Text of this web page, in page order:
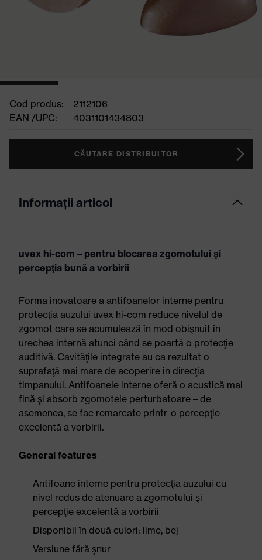
Cod produs:
2112106
EAN /UPC:
4031101434803
CĂUTARE DISTRIBUITOR
Informații articol
uvex hi-com – pentru blocarea zgomotului şi
percepţia bună a vorbirii
Forma inovatoare a antifoanelor interne pentru
protecţia auzului uvex hi-com reduce nivelul de
zgomot care se acumulează în mod obişnuit în
urechea internă atunci când se poartă o protecţie
auditivă. Cavităţile integrate au ca rezultat o
suprafaţă mai mare de acoperire în direcţia
timpanului. Antifoanele interne oferă o acustică mai
fină şi absorb zgomotele perturbatoare – de
asemenea, se fac remarcate printr-o percepţie
excelentă a vorbirii.
General features
Antifoane interne pentru protecţia auzului cu
nivel redus de atenuare a zgomotului şi
percepţie excelentă a vorbirii
Disponibil în două culori: lime, bej
Versiune fără şnur